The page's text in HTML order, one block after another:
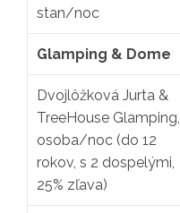
stan/noc
Glamping & Dome
Dvojlôžková Jurta &
TreeHouse Glamping,
osoba/noc (do 12
rokov, s 2 dospelými,
25% zľava)